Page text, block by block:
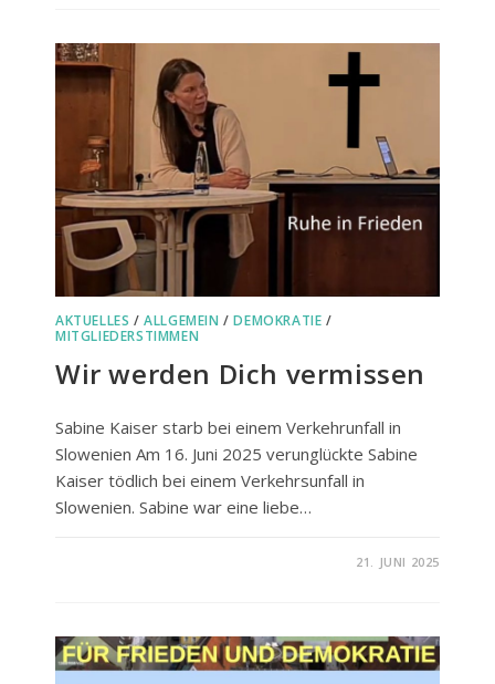
AKTUELLES /ALLGEMEIN /DEMOKRATIE /
MITGLIEDERSTIMMEN
Wir werden Dich vermissen
Sabine Kaiser starb bei einem Verkehrunfall in
Slowenien Am 16. Juni 2025 verunglückte Sabine
Kaiser tödlich bei einem Verkehrsunfall in
Slowenien. Sabine war eine liebe…
21. JUNI 2025